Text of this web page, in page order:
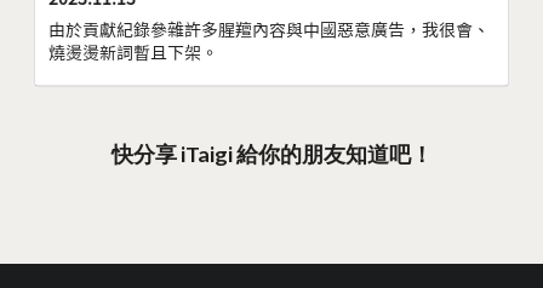
由於貢獻紀錄參雜許多腥羶內容與中國惡意廣告，我很會、
燒燙燙新詞暫且下架。
快分享 iTaigi 給你的朋友知道吧！